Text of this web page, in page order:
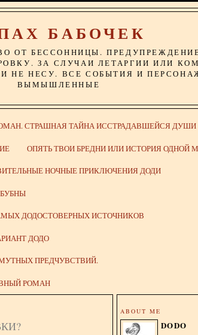
БАБОЧЕК
ОТ БЕССОННИЦЫ.
ЗА СЛУЧАИ ЛЕТАРГИИ ИЛИ
НЕ НЕСУ. ВСЕ СОБЫТИЯ И
ВЫМЫШЛЕННЫЕ
РОМАН. СТРАШНАЯ ТАЙНА ИССТРАДАВШЕЙСЯ ДУШИ
ОПЯТЬ ТВОИ БРЕДНИ ИЛИ ИСТОРИЯ ОДНОЙ
НОЧНЫЕ ПРИКЛЮЧЕНИЯ ДОДИ
ДОДОСТОВЕРНЫХ ИСТОЧНИКОВ
ДОДО
ПРЕДЧУВСТВИЙ.
РОМАН
ABOUT ME
DODO